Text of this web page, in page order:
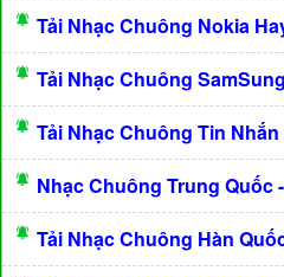
Tải Nhạc Chuông Nokia
Tải Nhạc Chuông
Tải Nhạc Chuông Tin Nhắn
Nhạc Chuông Trung Quốc
Tải Nhạc Chuông Hàn